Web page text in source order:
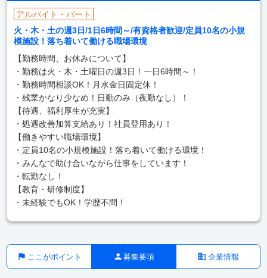
アルバイト・パート
火・木・土の週3日/1日6時間～/有資格者歓迎/定員10名の小規
模施設！落ち着いて働ける職場環境
【勤務時間、お休みについて】
・勤務は火・木・土曜日の週3日！一日6時間～！
・勤務時間相談OK！月水金日固定休！
・残業かなり少なめ！日勤のみ（夜勤なし）！
【待遇、福利厚生が充実】
・処遇改善加算支給あり！社員登用あり！
【働きやすい職場環境】
・定員10名の小規模施設！落ち着いて働ける環境！
・みんなで助け合いながら仕事をしています！
・転勤なし！
【教育・研修制度】
・未経験でもOK！学歴不問！
ここがポイント 募集要項 企業情報